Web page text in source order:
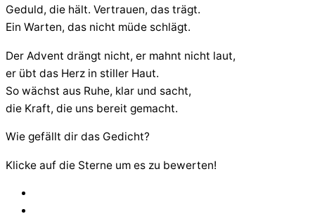
Geduld, die hält. Vertrauen, das trägt.
Ein Warten, das nicht müde schlägt.
Der Advent drängt nicht, er mahnt nicht laut,
er übt das Herz in stiller Haut.
So wächst aus Ruhe, klar und sacht,
die Kraft, die uns bereit gemacht.
Wie gefällt dir das Gedicht?
Klicke auf die Sterne um es zu bewerten!